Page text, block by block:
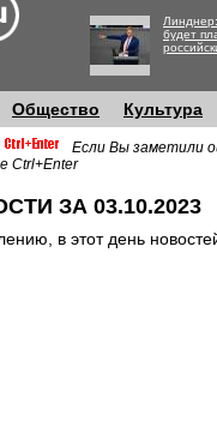
будет
Общество Культура
Если Вы заметили
Ctrl+Enter
ЗА 03.10.2023
в этот день